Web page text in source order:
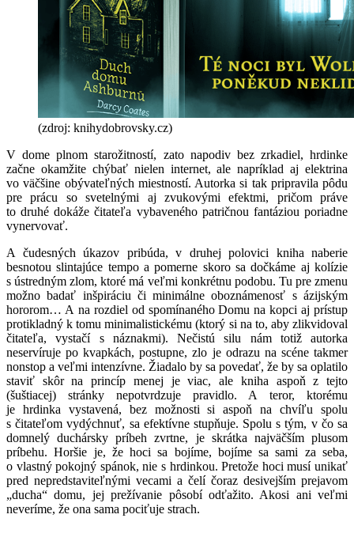
(zdroj: knihydobrovsky.cz)
V dome plnom starožitností, zato napodiv bez zrkadiel, hrdinke
začne okamžite chýbať nielen internet, ale napríklad aj elektrina
vo väčšine obývateľných miestností. Autorka si tak pripravila pôdu
pre prácu so svetelnými aj zvukovými efektmi, pričom práve
to druhé dokáže čitateľa vybaveného patričnou fantáziou poriadne
vynervovať.
A čudesných úkazov pribúda, v druhej polovici kniha naberie
besnotou slintajúce tempo a pomerne skoro sa dočkáme aj kolízie
s ústredným zlom, ktoré má veľmi konkrétnu podobu. Tu pre zmenu
možno badať inšpiráciu či minimálne oboznámenosť s ázijským
hororom… A na rozdiel od spomínaného Domu na kopci aj prístup
protikladný k tomu minimalistickému (ktorý si na to, aby zlikvidoval
čitateľa, vystačí s náznakmi). Nečistú silu nám totiž autorka
neservíruje po kvapkách, postupne, zlo je odrazu na scéne takmer
nonstop a veľmi intenzívne. Žiadalo by sa povedať, že by sa oplatilo
staviť skôr na princíp menej je viac, ale kniha aspoň z tejto
(šuštiacej) stránky nepotvrdzuje pravidlo. A teror, ktorému
je hrdinka vystavená, bez možnosti si aspoň na chvíľu spolu
s čitateľom vydýchnuť, sa efektívne stupňuje. Spolu s tým, v čo sa
domnelý duchársky príbeh zvrtne, je skrátka najväčším plusom
príbehu. Horšie je, že hoci sa bojíme, bojíme sa sami za seba,
o vlastný pokojný spánok, nie s hrdinkou. Pretože hoci musí unikať
pred nepredstaviteľnými vecami a čelí čoraz desivejším prejavom
„ducha“ domu, jej prežívanie pôsobí odťažito. Akosi ani veľmi
neveríme, že ona sama pociťuje strach.